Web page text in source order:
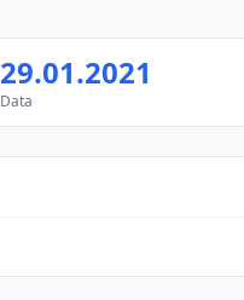
29.01.2021
Data